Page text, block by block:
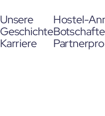
Unsere
Geschichte
Karriere
Hostel-